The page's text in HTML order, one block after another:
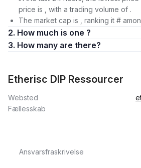
price is , with a trading volume of .
The market cap is , ranking it #
2. How much is one ?
3. How many are there?
Etherisc DIP Ressourcer
Websted
Fællesskab
Ansvarsfraskrivelse